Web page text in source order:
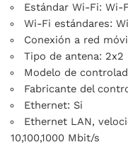
Estándar Wi-Fi: Wi-
Wi-Fi estándares:
Conexión a red
Tipo de antena: 2x2
Modelo de
Fabricante del
Ethernet: Si
Ethernet LAN,
10,100,1000 Mbit/s